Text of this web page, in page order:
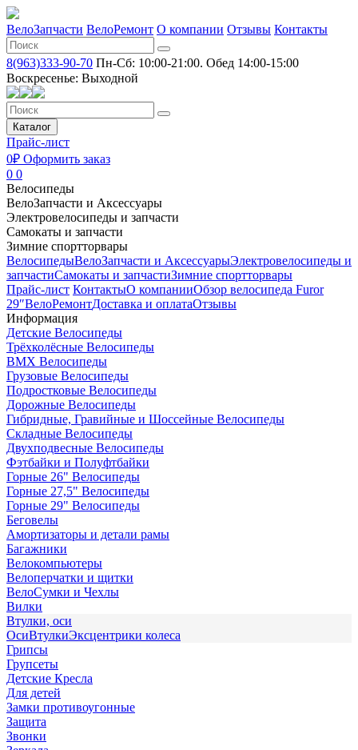
ВелоЗапчасти ВелоРемонт О компании Отзывы Контакты
8(963)333-90-70 Пн-Сб: 10:00-21:00. Обед 14:00-15:00
Воскресенье: Выходной
Каталог
Прайс-лист
0₽ Оформить заказ
0 0
Велосипеды
ВелоЗапчасти и Аксессуары
Электровелосипеды и запчасти
Самокаты и запчасти
Зимние спортторвары
ВелосипедыВелоЗапчасти и АксессуарыЭлектровелосипеды и
запчастиСамокаты и запчастиЗимние спортторвары
Прайс-лист КонтактыО компанииОбзор велосипеда Furor
29″ВелоРемонтДоставка и оплатаОтзывы
Информация
Детские Велосипеды
Трёхколёсные Велосипеды
BMX Велосипеды
Грузовые Велосипеды
Подростковые Велосипеды
Дорожные Велосипеды
Гибридные, Гравийные и Шоссейные Велосипеды
Складные Велосипеды
Двухподвесные Велосипеды
Фэтбайки и Полуфтбайки
Горные 26" Велосипеды
Горные 27,5" Велосипеды
Горные 29" Велосипеды
Беговелы
Амортизаторы и детали рамы
Багажники
Велокомпьютеры
Велоперчатки и щитки
ВелоСумки и Чехлы
Вилки
Втулки, оси
ОсиВтулкиЭксцентрики колеса
Грипсы
Групсеты
Детские Кресла
Для детей
Замки противоугонные
Защита
Звонки